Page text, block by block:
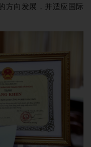
方向发展，并适应国际